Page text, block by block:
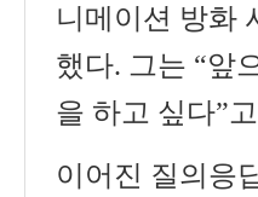
니메이션 방화
했다. 그는 “앞
을 하고 싶다”
이어진 질의응